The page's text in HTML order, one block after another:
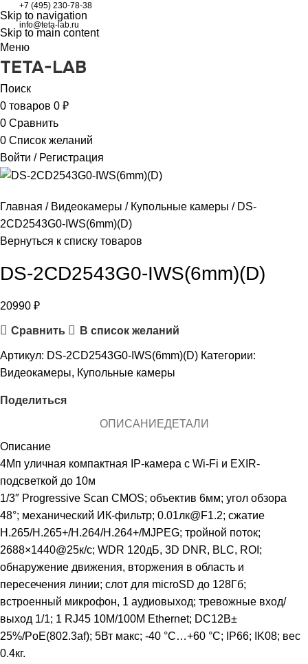
Skip to navigation
Skip to main content
+7 (495) 230-78-38
info@teta-lab.ru
Меню
TETA-LAB
Поиск
0 товаров 0 ₽
0 Сравнить
0 Список желаний
Войти / Регистрация
Главная Видеокамеры Купольные камеры
DS-
2CD2543G0-IWS(6mm)(D)
Вернуться к списку товаров
DS-2CD2543G0-IWS(6mm)(D)
20990 ₽
Сравнить В список желаний
Артикул: DS-2CD2543G0-IWS(6mm)(D) Категории:
Видеокамеры, Купольные камеры
Поделиться
ОПИСАНИЕДЕТАЛИ
Описание
4Мп уличная компактная IP-камера с Wi-Fi и EXIR-
подсветкой до 10м
1/3″ Progressive Scan CMOS; объектив 6мм; угол обзора
48°; механический ИК-фильтр; 0.01лк@F1.2; сжатие
H.265/H.265+/H.264/H.264+/MJPEG; тройной поток;
2688×1440@25к/с; WDR 120дБ, 3D DNR, BLC, ROI;
обнаружение движения, вторжения в область и
пересечения линии; слот для microSD до 128Гб;
встроенный микрофон, 1 аудиовыход; тревожные вход/
выход 1/1; 1 RJ45 10M/100M Ethernet; DC12В±
25%/PoE(802.3af); 5Вт макс; -40 °C…+60 °C; IP66; IK08; вес
0.4кг.